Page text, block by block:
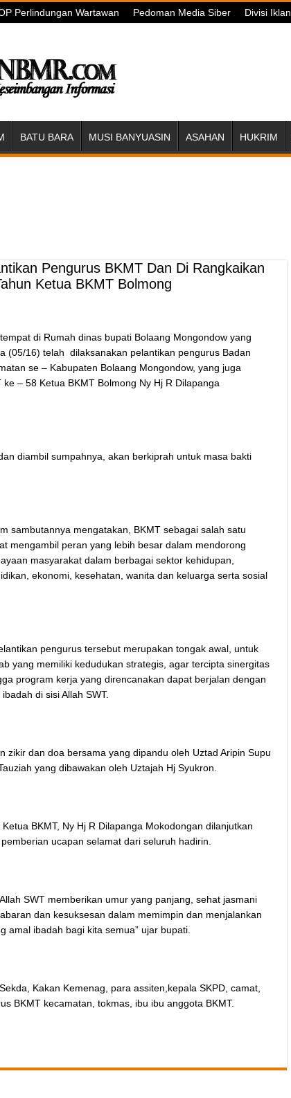
Perlindungan Wartawan Pedoman Media Siber Divisi Iklan
BATU BARA MUSI BANYUASIN ASAHAN HUKRIM
Pengurus BKMT Dan Di Rangkaikan
Ketua BKMT Bolmong
di Rumah dinas bupati Bolaang Mongondow yang
(05/16) telah dilaksanakan pelantikan pengurus Badan
se – Kabupaten Bolaang Mongondow, yang juga
– 58 Ketua BKMT Bolmong Ny Hj R Dilapanga
diambil sumpahnya, akan berkiprah untuk masa bakti
sambutannya mengatakan, BKMT sebagai salah satu
mengambil peran yang lebih besar dalam mendorong
masyarakat dalam berbagai sektor kehidupan,
ekonomi, kesehatan, wanita dan keluarga serta sosial
pengurus tersebut merupakan tongak awal, untuk
yang memiliki kedudukan strategis, agar tercipta sinergitas
program kerja yang direncanakan dapat berjalan dengan
di sisi Allah SWT.
zikir dan doa bersama yang dipandu oleh Uztad Aripin Supu
yang dibawakan oleh Uztajah Hj Syukron.
BKMT, Ny Hj R Dilapanga Mokodongan dilanjutkan
ucapan selamat dari seluruh hadirin.
SWT memberikan umur yang panjang, sehat jasmani
dan kesuksesan dalam memimpin dan menjalankan
amal ibadah bagi kita semua” ujar bupati.
Kakan Kemenag, para assiten,kepala SKPD, camat,
BKMT kecamatan, tokmas, ibu ibu anggota BKMT.